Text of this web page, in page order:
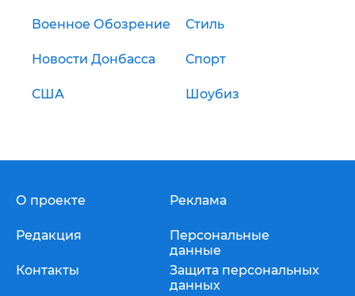
Военное Обозрение Стиль
Новости Донбасса Спорт
США Шоубиз
О проекте
Редакция
Контакты
Реклама
Персональные
данные
Защита персональных
данных